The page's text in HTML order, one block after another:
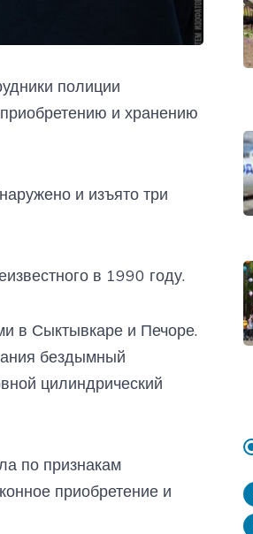
полиции
и хранению
и изъято три
в 1990 году.
в Сыктывкаре и Печоре.
бездымный
цилиндрический
по признакам
приобретение и